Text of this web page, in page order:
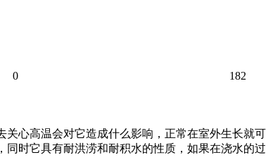
0 182
心高温会对它造成什么影响，正常在室外生长就可
时它具有耐洪涝和耐积水的性质，如果在浇水的过